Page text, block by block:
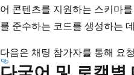
어 콘텐츠를 지원하는 스키마
를 준수하는 코드를 생성하는
다음은 채팅 참가자를 통해 요